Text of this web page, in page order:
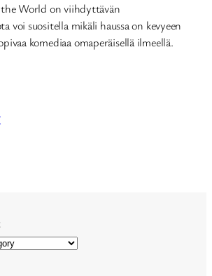
World on viihdyttävän
voi suositella mikäli haussa on kevyeen
komediaa omaperäisellä ilmeellä.